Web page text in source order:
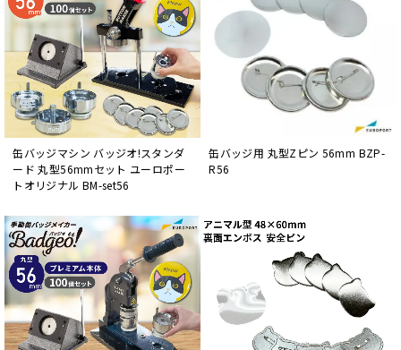
缶バッジマシン バッジオ!スタンダ
ード 丸型56mmセット ユーロポー
トオリジナル BM-set56
缶バッジ用 丸型Zピン 56mm BZP-
R56